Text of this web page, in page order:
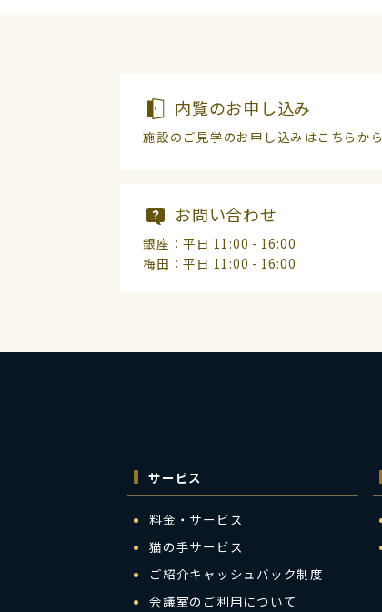
内覧のお申し込み
施設のご見学のお申し込みはこちらから
お問い合わせ
銀座：平日 11:00 - 16:00
梅田：平日 11:00 - 16:00
サービス
料金・サービス
猫の手サービス
ご紹介キャッシュバック制度
会議室のご利用について